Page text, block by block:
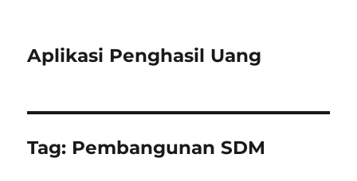
Aplikasi Penghasil Uang
Tag: Pembangunan SDM